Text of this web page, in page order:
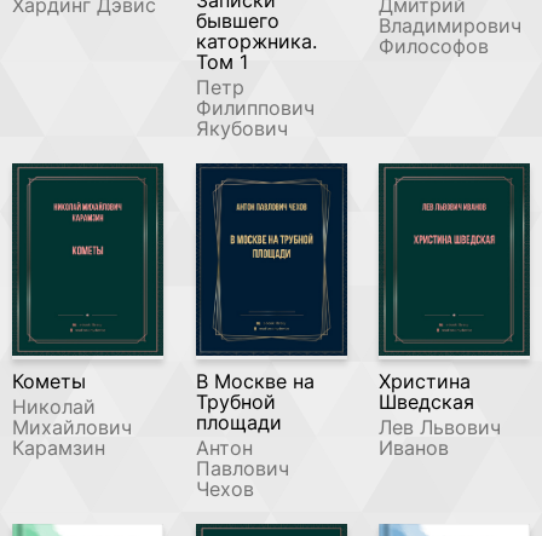
бывшего
каторжника.
Том 1
Петр
Филиппович
Якубович
Владимирович
Философов
Кометы
Николай
Михайлович
Карамзин
В Москве на
Трубной
площади
Антон
Павлович
Чехов
Христина
Шведская
Лев Львович
Иванов